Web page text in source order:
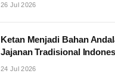
26 Jul 2026
Ketan Menjadi Bahan
Jajanan Tradisional
24 Jul 2026